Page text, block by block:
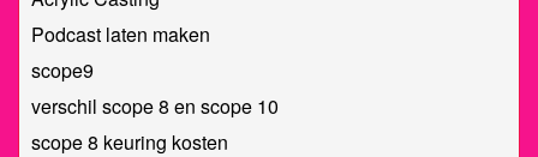
Podcast laten maken
scope9
verschil scope 8 en scope 10
scope 8 keuring kosten